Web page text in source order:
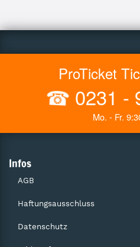
ProTicket
☎ 0231 -
Mo. - Fr.
Infos
AGB
Haftungsausschluss
Datenschutz